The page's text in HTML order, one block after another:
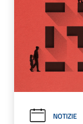
NOTIZIE